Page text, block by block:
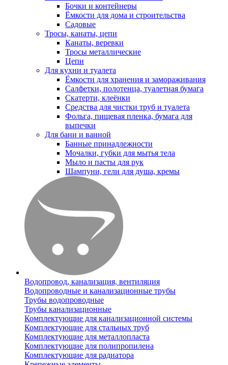
Бочки и контейнеры
Ёмкости для дома и строительства
Садовые
Тросы, канаты, цепи
Канаты, веревки
Тросы металлические
Цепи
Для кухни и туалета
Ёмкости для хранения и замораживания
Салфетки, полотенца, туалетная бумага
Скатерти, клеёнки
Средства для чистки труб и туалета
Фольга, пищевая пленка, бумага для
выпечки
Для бани и ванной
Банные принадлежности
Мочалки, губки для мытья тела
Мыло и пасты для рук
Шампуни, гели для душа, кремы
Водопровод, канализация, вентиляция
Водопроводные и канализационные трубы
Трубы водопроводные
Трубы канализационные
Комплектующие для канализационной системы
Комплектующие для стальных труб
Комплектующие для металлопласта
Комплектующие для полипропилена
Комплектующие для радиатора